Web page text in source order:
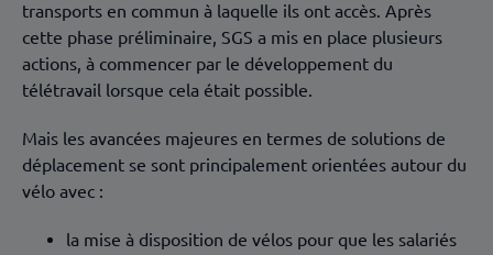
transports en commun à laquelle ils ont accès. Après
cette phase préliminaire, SGS a mis en place plusieurs
actions, à commencer par le développement du
télétravail lorsque cela était possible.
Mais les avancées majeures en termes de solutions de
déplacement se sont principalement orientées autour du
vélo avec :
la mise à disposition de vélos pour que les salariés